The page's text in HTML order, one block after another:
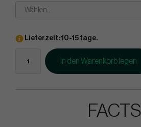
Wählen..
Lieferzeit: 10-15 tage.
In den Warenkorb legen
FACTS